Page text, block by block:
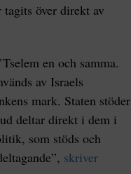
över direkt av
en och samma.
av Israels
mark. Staten stöder
deltar direkt i dem i
som stöds och
skriver